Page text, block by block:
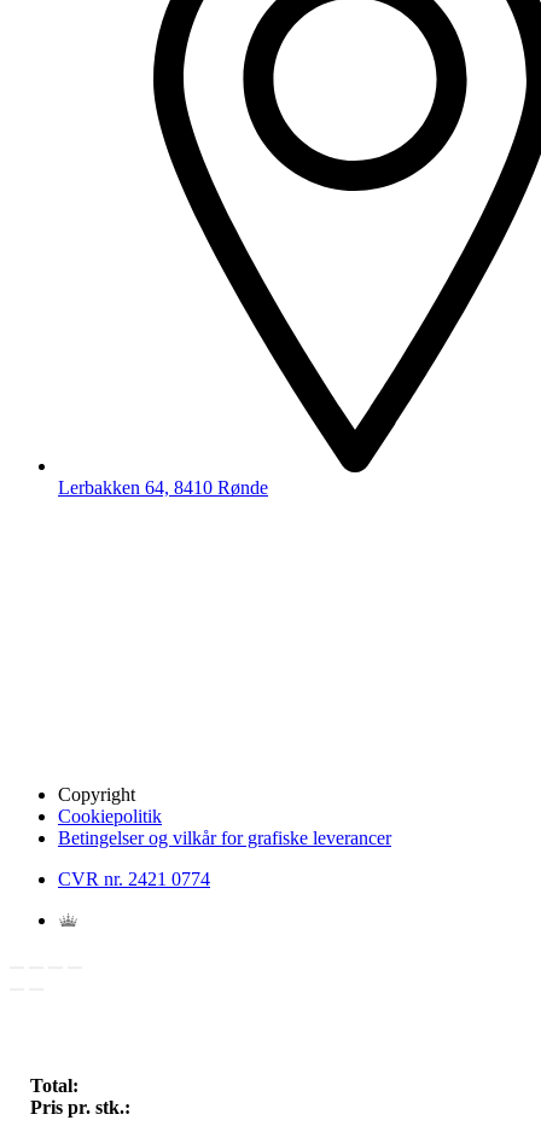
Total:
Pris pr. stk.:
Lerbakken 64, 8410 Rønde
Copyright
Cookiepolitik
Betingelser og vilkår for grafiske leverancer
CVR nr. 2421 0774